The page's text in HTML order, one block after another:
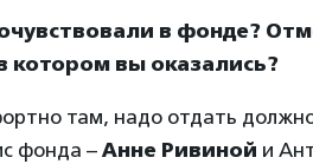
в фонде?
котором вы оказались?
там, надо отдать
фонда –Анне Ривиной и